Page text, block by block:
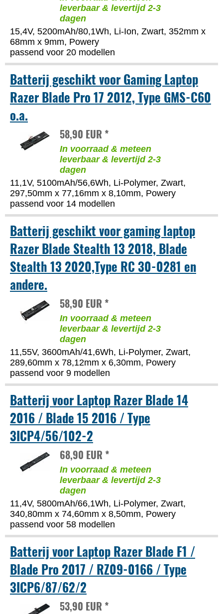
leverbaar & levertijd 2-3
dagen
15,4V, 5200mAh/80,1Wh, Li-Ion, Zwart, 352mm x
68mm x 9mm, Powery
passend voor 20 modellen
Batterij geschikt voor Gaming Laptop
Razer Blade Pro 17 2012, Type GMS-C60
o.a.
58,90 EUR *
In voorraad & meteen
leverbaar & levertijd 2-3
dagen
11,1V, 5100mAh/56,6Wh, Li-Polymer, Zwart,
297,50mm x 77,16mm x 8,10mm, Powery
passend voor 14 modellen
Batterij geschikt voor gaming laptop
Razer Blade Stealth 13 2018, Blade
Stealth 13 2020,Type RC 30-0281 en
andere.
58,90 EUR *
In voorraad & meteen
leverbaar & levertijd 2-3
dagen
11,55V, 3600mAh/41,6Wh, Li-Polymer, Zwart,
289,60mm x 78,12mm x 6,30mm, Powery
passend voor 9 modellen
Batterij voor Laptop Razer Blade 14
2016 / Blade 15 2016 / Type
3ICP4/56/102-2
68,90 EUR *
In voorraad & meteen
leverbaar & levertijd 2-3
dagen
11,4V, 5800mAh/66,1Wh, Li-Polymer, Zwart,
340,80mm x 74,60mm x 8,50mm, Powery
passend voor 58 modellen
Batterij voor Laptop Razer Blade F1 /
Blade Pro 2017 / RZ09-0166 / Type
3ICP6/87/62/2
53,90 EUR *